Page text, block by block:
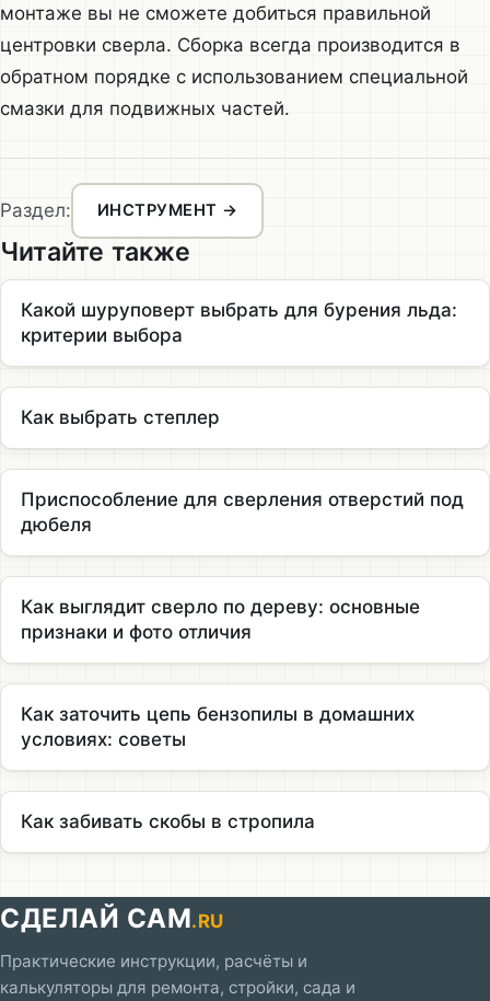
монтаже вы не сможете добиться правильной
центровки сверла. Сборка всегда производится в
обратном порядке с использованием специальной
смазки для подвижных частей.
Раздел: ИНСТРУМЕНТ →
Читайте также
Какой шуруповерт выбрать для бурения льда:
критерии выбора
Как выбрать степлер
Приспособление для сверления отверстий под
дюбеля
Как выглядит сверло по дереву: основные
признаки и фото отличия
Как заточить цепь бензопилы в домашних
условиях: советы
Как забивать скобы в стропила
СДЕЛАЙ САМ.RU
Практические инструкции, расчёты и
калькуляторы для ремонта, стройки, сада и